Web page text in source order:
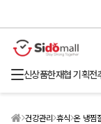
신상품한재협 기획전
건강관리 휴식 온 냉찜